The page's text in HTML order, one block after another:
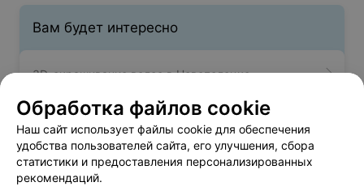
Вам будет интересно
3D-окрашивание волос в Новополоцке
Брондирование волос в Новополоцке
Колорирование волос в Новополоцке
Обработка файлов cookie
Наш сайт использует файлы cookie для обеспечения
удобства пользователей сайта, его улучшения, сбора
статистики и предоставления персонализированных
рекомендаций.